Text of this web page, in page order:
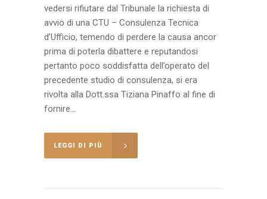
vedersi rifiutare dal Tribunale la richiesta di
avvio di una CTU – Consulenza Tecnica
d’Ufficio, temendo di perdere la causa ancor
prima di poterla dibattere e reputandosi
pertanto poco soddisfatta dell’operato del
precedente studio di consulenza, si era
rivolta alla Dott.ssa Tiziana Pinaffo al fine di
fornire...
LEGGI DI PIÙ